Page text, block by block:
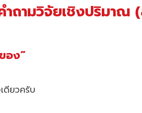
ถามวิจัยเชิงปริมาณ
อง”
ดียวครับ